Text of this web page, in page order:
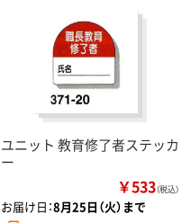
ユニット 教育修了者ステッカ
ー
￥533（税込）
お届け日：8月25日（火）まで